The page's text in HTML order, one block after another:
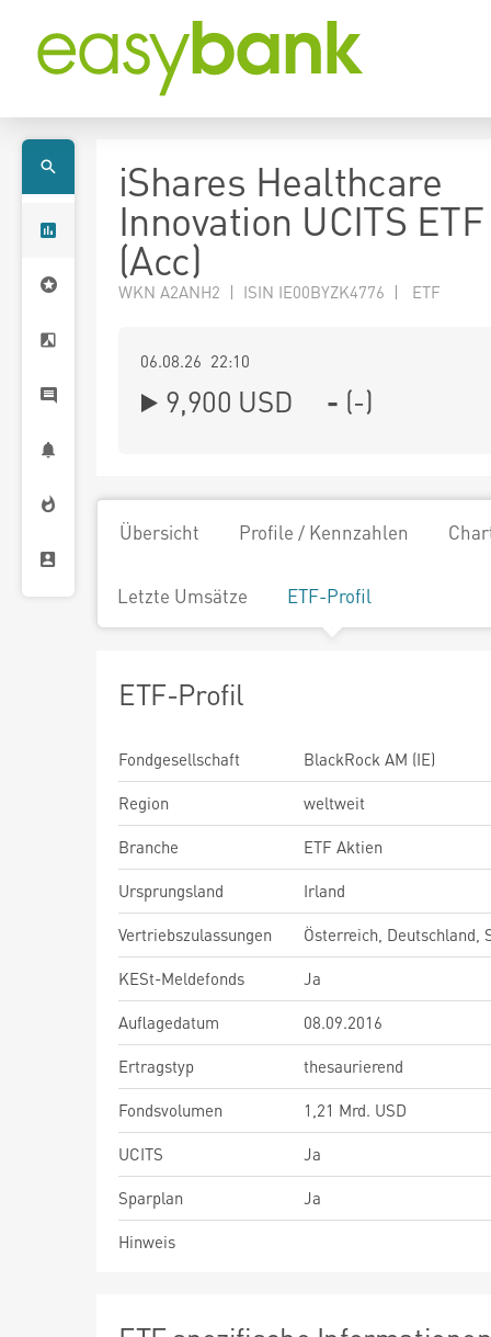
iShares Healthcare
Innovation UCITS
(Acc)
WKN A2ANH2 | ISIN IE00BYZK4776 | ETF
06.08.26 22:10
9,900 USD - (-)
Übersicht Profile / Kennzahlen
Letzte Umsätze ETF-Profil
ETF-Profil
Fondgesellschaft
BlackRock AM (IE)
Region
weltweit
Branche
ETF Aktien
Ursprungsland
Irland
Vertriebszulassungen
Österreich, Deutschland,
KESt-Meldefonds
Ja
Auflagedatum
08.09.2016
Ertragstyp
thesaurierend
Fondsvolumen
1,21 Mrd. USD
UCITS
Ja
Sparplan
Ja
Hinweis